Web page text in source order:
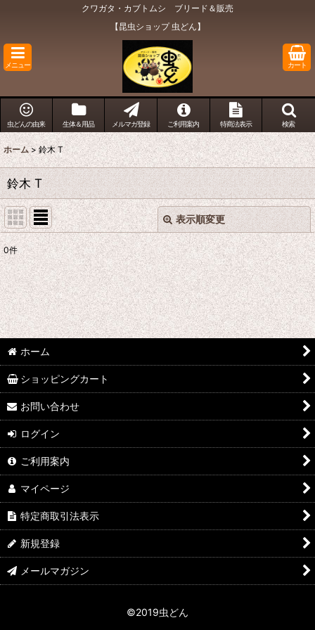
クワガタ・カブトムシ ブリード＆販売
【昆虫ショップ 虫どん】
メニュー カート
虫どんの由来 生体＆用品 メルマガ登録 ご利用案内 特商法表示 検索
ホーム > 鈴木 T
鈴木 T
表示順変更
表示数:
在庫あり
並び順:
閉じる
0件
ホーム
ショッピングカート
お問い合わせ
ログイン
ご利用案内
マイページ
特定商取引法表示
新規登録
メールマガジン
©2019虫どん